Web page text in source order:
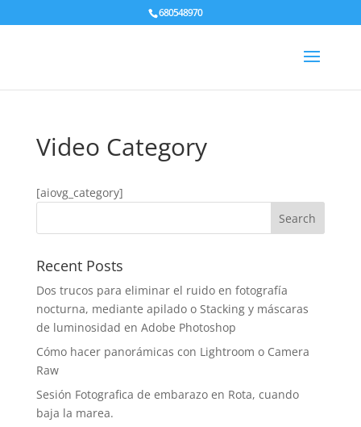
680548970
Video Category
[aiovg_category]
Recent Posts
Dos trucos para eliminar el ruido en fotografía
nocturna, mediante apilado o Stacking y máscaras
de luminosidad en Adobe Photoshop
Cómo hacer panorámicas con Lightroom o Camera
Raw
Sesión Fotografica de embarazo en Rota, cuando
baja la marea.